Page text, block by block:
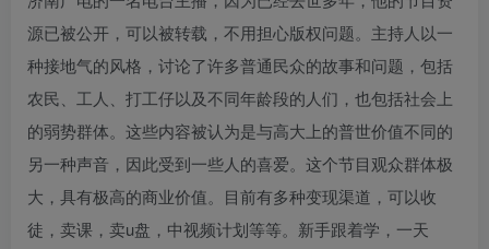
源已被公开，可以被转载，不用担心版权问题。主持人以一
种接地气的风格，讨论了许多普通民众的故事和问题，包括
农民、工人、打工仔以及不同年龄段的人们，也包括社会上
的弱势群体。这些内容被认为是与高大上的普世价值不同的
另一种声音，因此受到一些人的喜爱。这个节目观众群体极
大，具有极高的商业价值。目前有多种变现渠道，可以收
徒，卖课，卖u盘，中视频计划等等。新手跟着学，一天